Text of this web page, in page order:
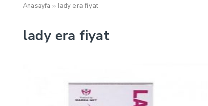
Anasayfa ›› lady era fiyat
lady era fiyat